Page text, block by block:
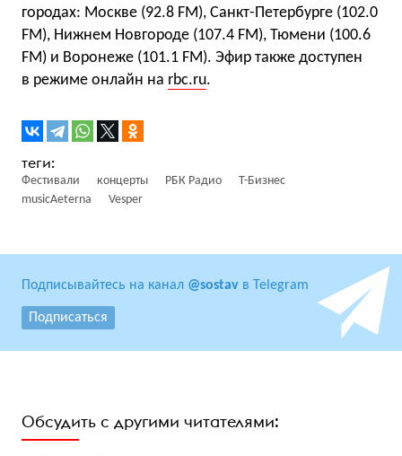
городах: Москве (92.8 FM), Санкт-Петербурге (102.0
FM), Нижнем Новгороде (107.4 FM), Тюмени (100.6
FM) и Воронеже (101.1 FM). Эфир также доступен
в режиме онлайн на rbc.ru.
Фестивали концерты РБК Радио
Т-Бизнес
musicAeterna
Vesper
Подписывайтесь на канал @sostav в Telegram
Подписаться
Обсудить с другими читателями: